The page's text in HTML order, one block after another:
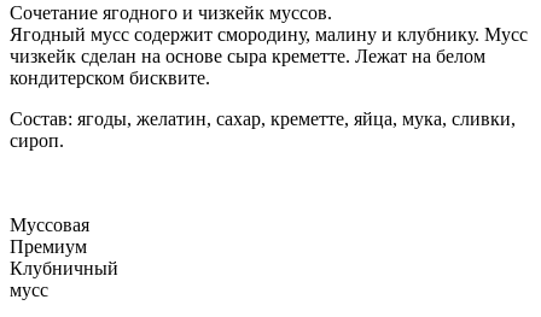
Сочетание ягодного и чизкейк муссов.
Ягодный мусс содержит смородину, малину и клубнику. Мусс
чизкейк сделан на основе сыра креметте. Лежат на белом
кондитерском бисквите.
Состав: ягоды, желатин, сахар, креметте, яйца, мука, сливки,
сироп.
Муссовая
Премиум
Клубничный
мусс